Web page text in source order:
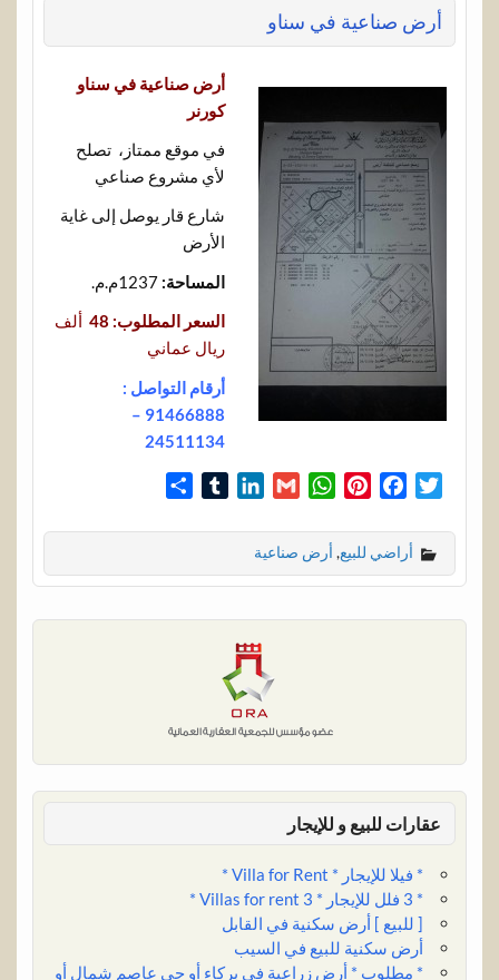
أرض صناعية في سناو
أرض صناعية في سناو
كورنر
في موقع ممتاز، تصلح
لأي مشروع صناعي
شارع قار يوصل إلى غاية
الأرض
المساحة:
السعر المطلوب: 48ألف
ريال عماني
أرقام التواصل :
91466888 –
24511134
i
t
t
e
c
e
b
o
n
t
e
r
W
a
t
s
A
a
i
l
n
e
d
I
n
m
l
r
a
e
أراضي للبيع, أرض صناعية
عقارات للبيع و للإيجار
* فيلا للإيجار * Villa for Rent *
* 3 فلل للإيجار * 3 Villas for rent *
[ للبيع ] أرض سكنية في القابل
أرض سكنية للبيع في السيب
* مطلوب * أرض زراعية في بركاء أو حي عاصم شمال أو